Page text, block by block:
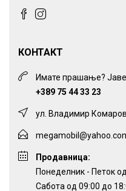
КОНТАКТ
Имате прашање?
+389 75 44 33 23
ул. Владимир
Продавница:
Понеделник - Петок
Сабота од 09:00 до